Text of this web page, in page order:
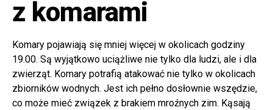
z komarami
Komary pojawiają się mniej więcej w okolicach godziny
19.00. Są wyjątkowo uciążliwe nie tylko dla ludzi, ale i dla
zwierząt. Komary potrafią atakować nie tylko w okolicach
zbiorników wodnych. Jest ich pełno dosłownie wszędzie,
co może mieć związek z brakiem mroźnych zim. Kąsają